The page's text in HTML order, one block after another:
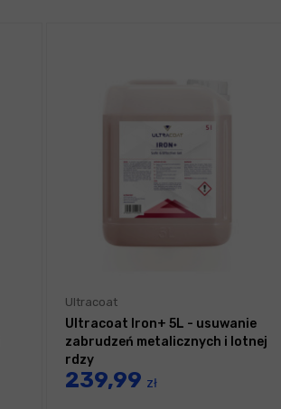
Ultracoat
Ultracoat Iron+ 5L - usuwanie
zabrudzeń metalicznych i lotnej
rdzy
239,99 zł